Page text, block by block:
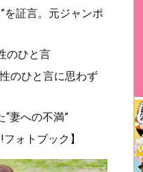
を証言。元ジャンポ
のひと言
のひと言に思わず
妻への不満”
ォトブック】